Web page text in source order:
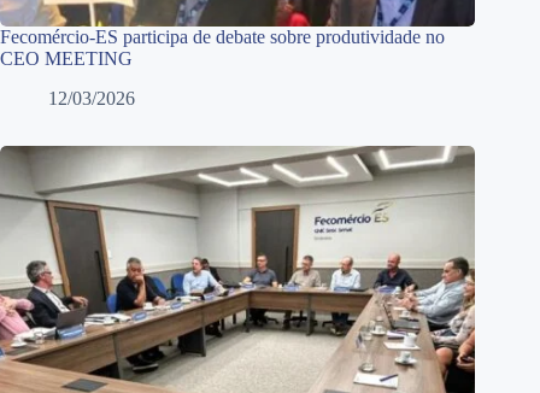
Fecomércio-ES participa de debate sobre produtividade no
CEO MEETING
12/03/2026